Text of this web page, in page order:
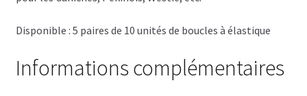
Disponible : 5 paires de 10 unités de boucles à élastique
Informations complémentaires